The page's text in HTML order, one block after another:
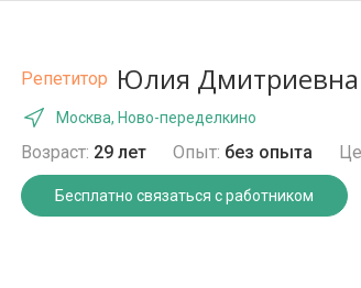
Репетитор Юлия Дмитриевна
Москва, Ново-переделкино
Возраст: 29 лет Опыт: без опыта
Бесплатно связаться с работником